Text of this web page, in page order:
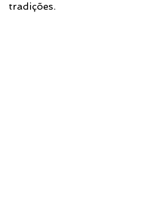
tradições.